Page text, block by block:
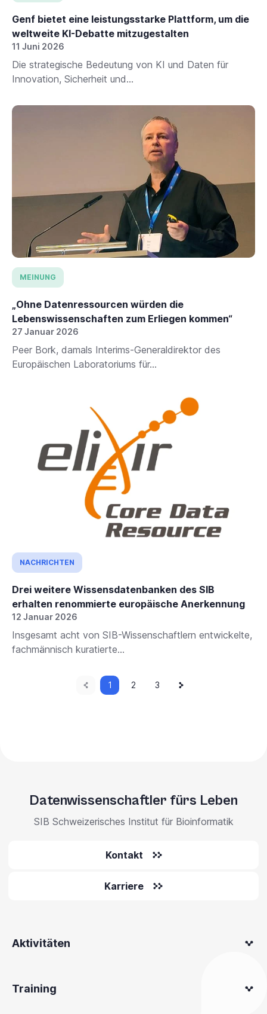
Genf bietet eine leistungsstarke Plattform, um die
weltweite KI-Debatte mitzugestalten
11 Juni 2026
Die strategische Bedeutung von KI und Daten für
Innovation, Sicherheit und...
MEINUNG
„Ohne Datenressourcen würden die
Lebenswissenschaften zum Erliegen kommen“
27 Januar 2026
Peer Bork, damals Interims-Generaldirektor des
Europäischen Laboratoriums für...
NACHRICHTEN
Drei weitere Wissensdatenbanken des SIB
erhalten renommierte europäische Anerkennung
12 Januar 2026
Insgesamt acht von SIB-Wissenschaftlern entwickelte,
fachmännisch kuratierte...
PaginierungVorherige
Seite
Aktuelle
Seite
1 Seite
2 Seite
3
Seite
Datenwissenschaftler fürs Leben
SIB Schweizerisches Institut für Bioinformatik
Kontakt
Karriere
Aktivitäten
Training